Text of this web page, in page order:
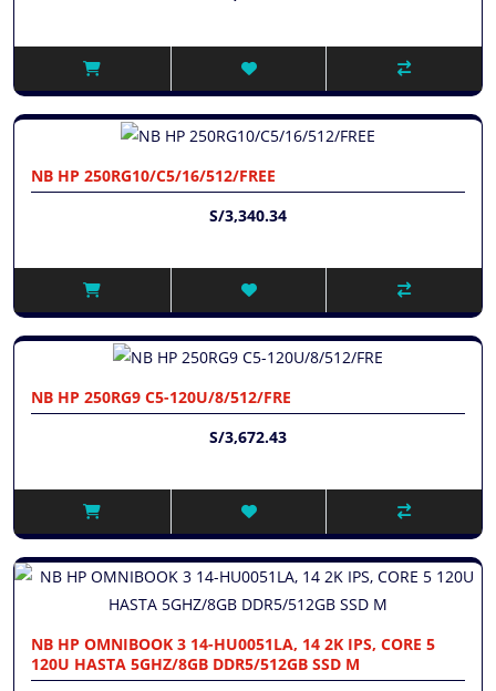
NB HP 250RG10/C5/16/512/FREE
S/3,340.34
NB HP 250RG9 C5-120U/8/512/FRE
S/3,672.43
NB HP OMNIBOOK 3 14-HU0051LA, 14 2K IPS, CORE 5
120U HASTA 5GHZ/8GB DDR5/512GB SSD M